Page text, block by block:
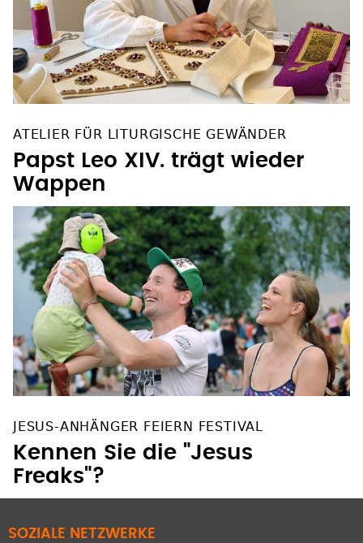
ATELIER FÜR LITURGISCHE GEWÄNDER
Papst Leo XIV. trägt wieder
Wappen
JESUS-ANHÄNGER FEIERN FESTIVAL
Kennen Sie die "Jesus
Freaks"?
SOZIALE NETZWERKE